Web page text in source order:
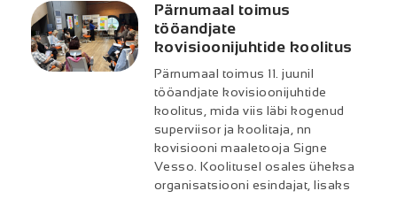
Pärnumaal toimus
tööandjate
kovisioonijuhtide koolitus
Pärnumaal toimus 11. juunil
tööandjate kovisioonijuhtide
koolitus, mida viis läbi kogenud
superviisor ja koolitaja, nn
kovisiooni maaletooja Signe
Vesso. Koolitusel osales üheksa
organisatsiooni esindajat, lisaks